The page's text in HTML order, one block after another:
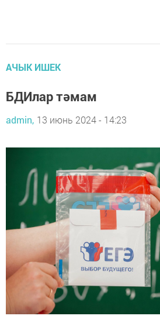
АЧЫК ИШЕК
БДИлар тәмам
admin, 13 июнь 2024 - 14:23